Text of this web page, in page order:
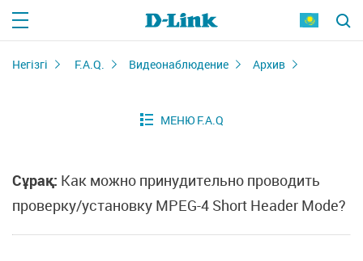
Негізгі F.A.Q. Видеонаблюдение Архив
Сұрақ: Как можно принудительно проводить
проверку/установку MPEG-4 Short Header Mode?